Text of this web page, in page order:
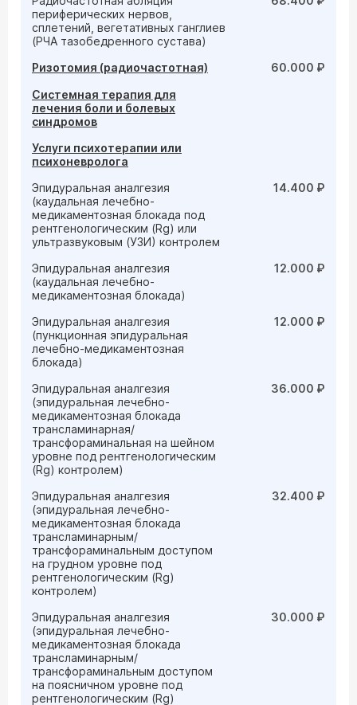
периферических нервов,
сплетений, вегетативных ганглиев
(РЧА тазобедренного сустава)
Ризотомия (радиочастотная)
60.000 ₽
Системная терапия для
лечения боли и болевых
синдромов
Услуги психотерапии или
психоневролога
Эпидуральная аналгезия
(каудальная лечебно-
медикаментозная блокада под
рентгенологическим (Rg) или
ультразвуковым (УЗИ) контролем
14.400 ₽
Эпидуральная аналгезия
(каудальная лечебно-
медикаментозная блокада)
12.000 ₽
Эпидуральная аналгезия
(пункционная эпидуральная
лечебно-медикаментозная
блокада)
12.000 ₽
Эпидуральная аналгезия
(эпидуральная лечебно-
медикаментозная блокада
трансламинарная/
трансфораминальная на шейном
уровне под рентгенологическим
(Rg) контролем)
36.000 ₽
Эпидуральная аналгезия
(эпидуральная лечебно-
медикаментозная блокада
трансламинарным/
трансфораминальным доступом
на грудном уровне под
рентгенологическим (Rg)
контролем)
32.400 ₽
Эпидуральная аналгезия
(эпидуральная лечебно-
медикаментозная блокада
трансламинарным/
трансфораминальным доступом
на поясничном уровне под
рентгенологическим (Rg)
30.000 ₽